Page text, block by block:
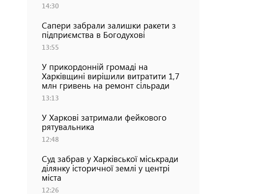
14:30
Сапери забрали залишки ракети з
підприємства в Богодухові
13:55
У прикордонній громаді на
Харківщині вирішили витратити 1,7
млн гривень на ремонт сільради
13:13
У Харкові затримали фейкового
рятувальника
12:48
Суд забрав у Харківської міськради
ділянку історичної землі у центрі
міста
12:26